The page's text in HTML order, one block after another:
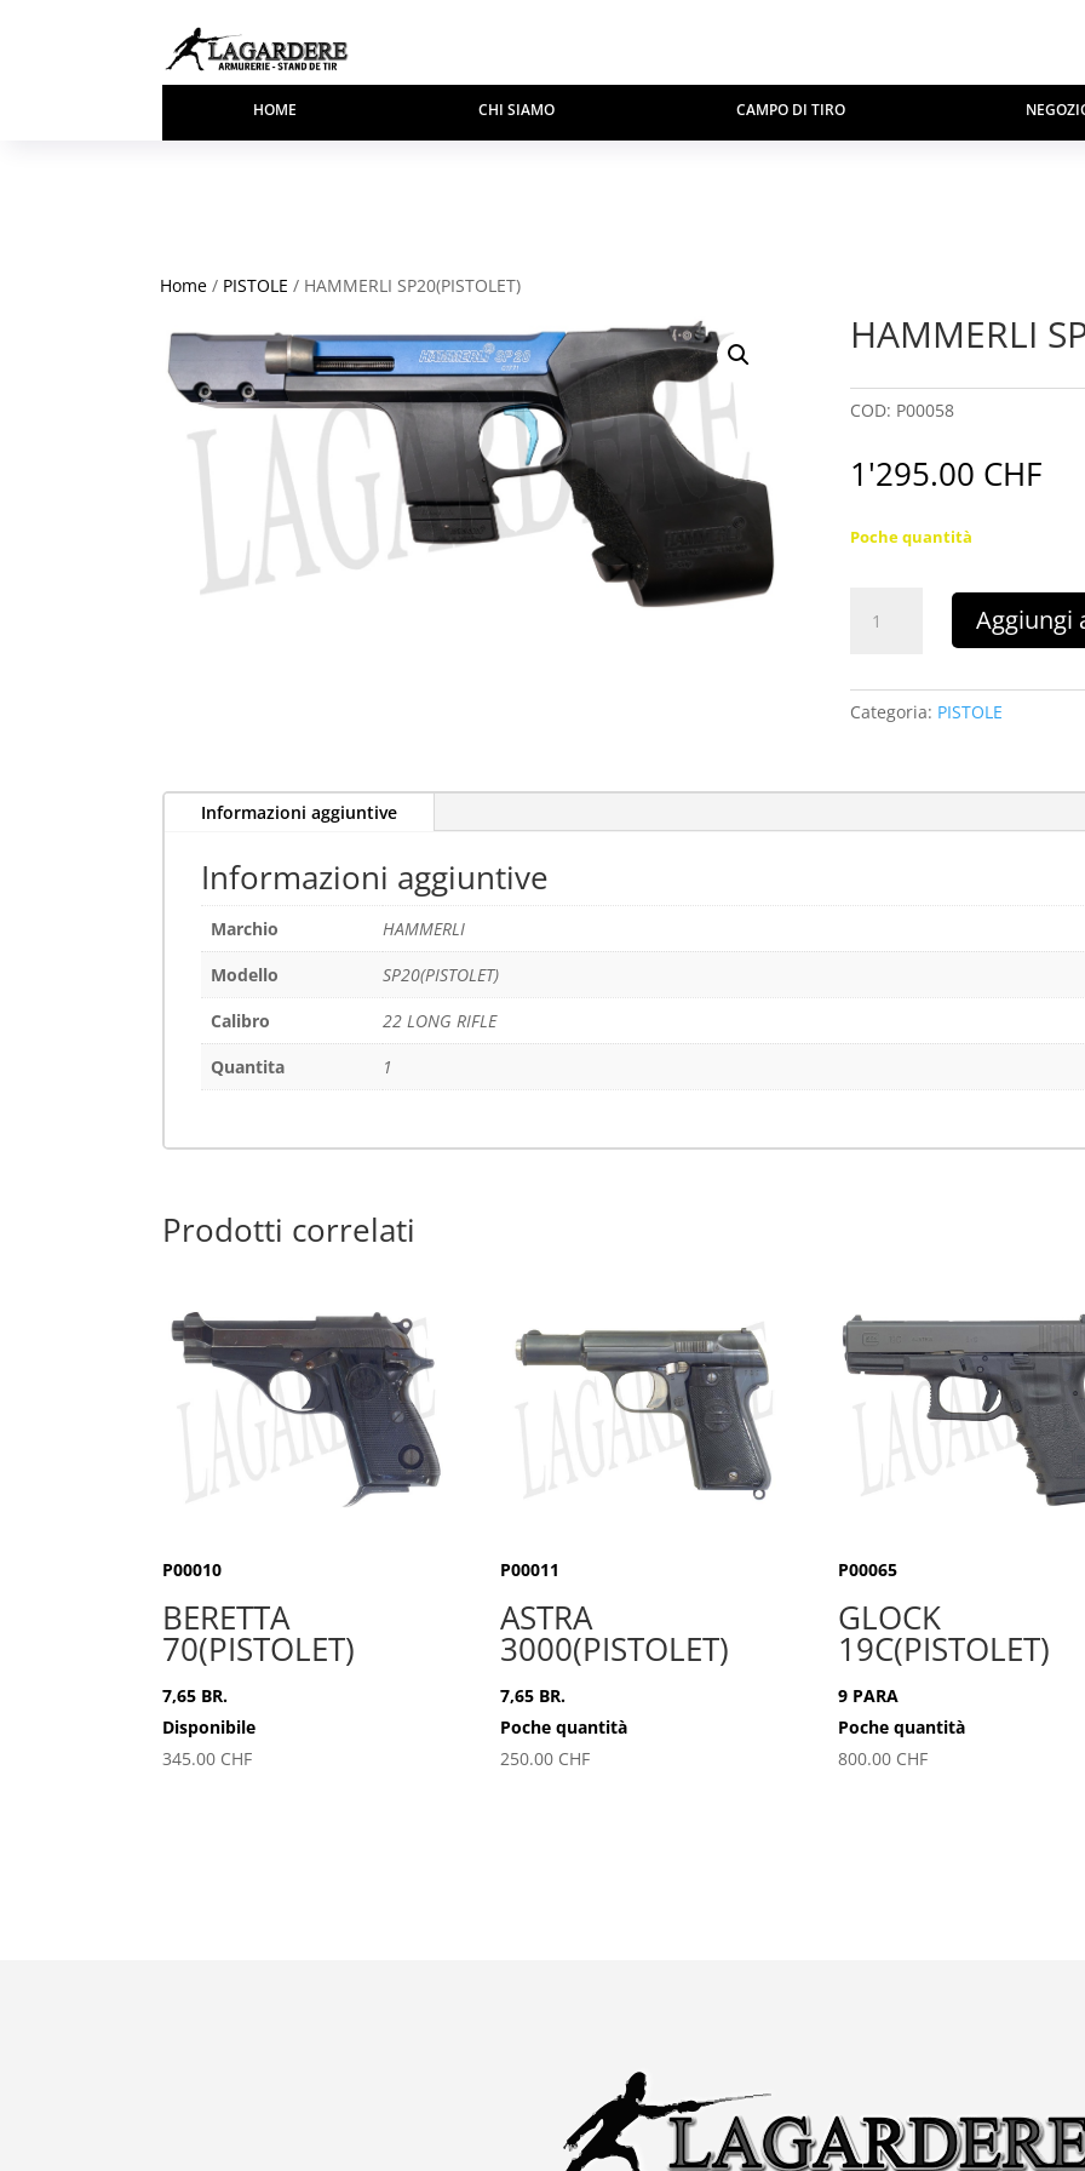
HOME CHI SIAMO CAMPO DI TIRO
Home / PISTOLE / HAMMERLI SP20(PISTOLET)
HAMMERLI
COD: P00058
1'295.00 CHF
Poche quantità
SP20(PISTOLET)
Aggiungi
Categoria: PISTOLE
Informazioni aggiuntive
Informazioni aggiuntive
Marchio
HAMMERLI
Modello
SP20(PISTOLET)
Calibro
22 LONG RIFLE
Quantita
1
Prodotti correlati
P00010
BERETTA
70(PISTOLET)
7,65 BR.
Disponibile
345.00 CHF
P00011
ASTRA
3000(PISTOLET)
7,65 BR.
Poche quantità
250.00 CHF
P00065
GLOCK
19C(PISTOLET)
9 PARA
Poche quantità
800.00 CHF